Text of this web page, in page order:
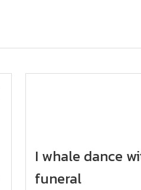
I whale dance
funeral